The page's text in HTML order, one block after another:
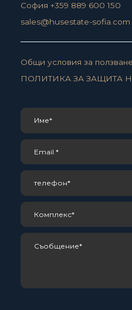
София +359 889 600 150
sales@husestate-sofia.com
Общи условия за ползване
ПОЛИТИКА ЗА ЗАЩИТА